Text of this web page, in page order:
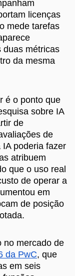
licenças
mede tarefas
duas métricas
da mesma
é o ponto que
sobre IA
de
de
poderia fazer
atribuem
que o uso real
de operar a
em
de posição
no mercado de
da PwC, que
em seis